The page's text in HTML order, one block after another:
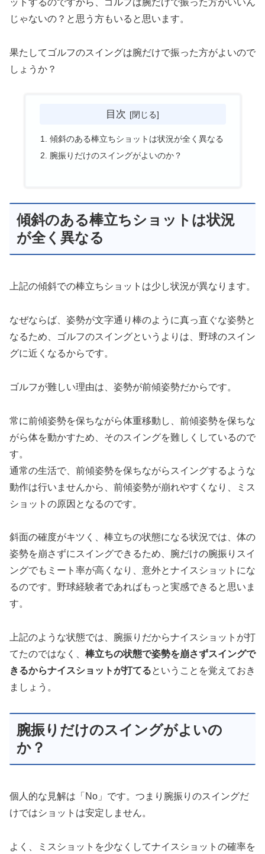
じゃないの？と思う方もいると思います。
果たしてゴルフのスイングは腕だけで振った方がよいので
しょうか？
目次
傾斜のある棒立ちショットは状況が全く異なる
腕振りだけのスイングがよいのか？
傾斜のある棒立ちショットは状況
が全く異なる
上記の傾斜での棒立ちショットは少し状況が異なります。
なぜならば、姿勢が文字通り棒のように真っ直ぐな姿勢と
なるため、ゴルフのスイングというよりは、野球のスイン
グに近くなるからです。
ゴルフが難しい理由は、姿勢が前傾姿勢だからです。
常に前傾姿勢を保ちながら体重移動し、前傾姿勢を保ちな
がら体を動かすため、そのスイングを難しくしているので
す。
通常の生活で、前傾姿勢を保ちながらスイングするような
動作は行いませんから、前傾姿勢が崩れやすくなり、ミス
ショットの原因となるのです。
斜面の確度がキツく、棒立ちの状態になる状況では、体の
姿勢を崩さずにスイングできるため、腕だけの腕振りスイ
ングでもミート率が高くなり、意外とナイスショットにな
るのです。野球経験者であればもっと実感できると思いま
す。
上記のような状態では、腕振りだからナイスショットが打
てたのではなく、 棒立ちの状態で姿勢を崩さずスイングで
きるからナイスショットが打てるということを覚えておき
ましょう。
腕振りだけのスイングがよいの
か？
個人的な見解は「No」です。つまり腕振りのスイングだ
けではショットは安定しません。
よく、ミスショットを少なくしてナイスショットの確率を